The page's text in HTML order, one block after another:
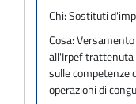
Chi:Sostituti
Cosa:
all'Irpef trattenuta
sulle competenze
operazioni di